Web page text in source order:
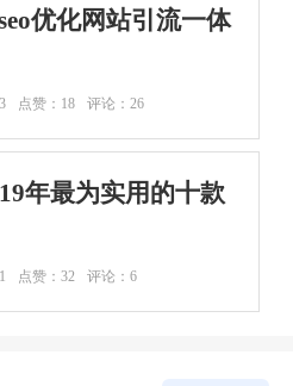
优化网站引流一体
点赞：18 评论：26
年最为实用的十款
点赞：32 评论：6